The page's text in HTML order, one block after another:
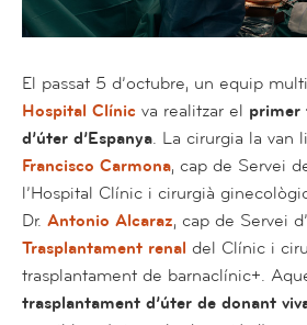
El passat 5 d’octubre, un equip
Hospital Clínic va realitzar el primer
d’úter d’Espanya. La cirurgia la van
Francisco Carmona, cap de Servei
l’Hospital Clínic i cirurgià
Dr. Antonio Alcaraz, cap de Servei d’
Trasplantament renal del Clínic i
trasplantament de barnaclínic+.
trasplantament d’úter de donant